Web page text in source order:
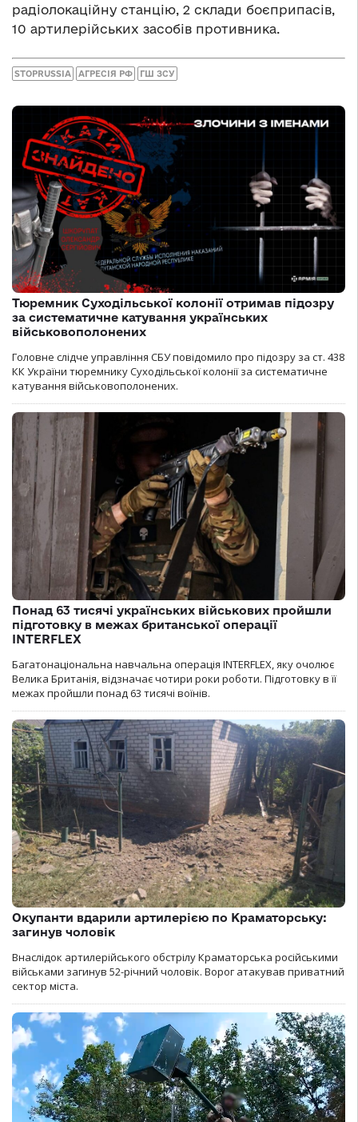
радіолокаційну станцію, 2 склади боєприпасів,
10 артилерійських засобів противника.
STOPRUSSIA АГРЕСІЯ РФ ГШ ЗСУ
Тюремник Суходільської колонії отримав підозру
за систематичне катування українських
військовополонених
Головне слідче управління СБУ повідомило про підозру за ст. 438
КК України тюремнику Суходільської колонії за систематичне
катування військовополонених.
Понад 63 тисячі українських військових пройшли
підготовку в межах британської операції
INTERFLEX
Багатонаціональна навчальна операція INTERFLEX, яку очолює
Велика Британія, відзначає чотири роки роботи. Підготовку в її
межах пройшли понад 63 тисячі воїнів.
Окупанти вдарили артилерією по Краматорську:
загинув чоловік
Внаслідок артилерійського обстрілу Краматорська російськими
військами загинув 52-річний чоловік. Ворог атакував приватний
сектор міста.